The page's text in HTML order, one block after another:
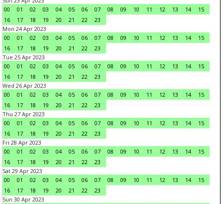
00
01 02 03 04 05 06 07 08 09 10 11 12 13 14
15
16
17 18 19 20 21 22
23
Mon 24 Apr 2023
00
01 02 03 04 05 06 07 08 09 10 11 12 13 14
15
16
17 18 19 20 21 22
23
Tue 25 Apr 2023
00
01 02 03 04 05 06 07 08 09 10 11 12 13 14
15
16
17 18 19 20 21 22
23
Wed 26 Apr 2023
00
01 02 03 04 05 06 07 08 09 10 11 12 13 14
15
16
17 18 19 20 21 22
23
Thu 27 Apr 2023
00
01 02 03 04 05 06 07 08 09 10 11 12 13 14
15
16
17 18 19 20 21 22
23
Fri 28 Apr 2023
00
01 02 03 04 05 06 07 08 09 10 11 12 13 14
15
16
17 18 19 20 21 22
23
Sat 29 Apr 2023
00
01 02 03 04 05 06 07 08 09 10 11 12 13 14
15
16
17 18 19 20 21 22
23
Sun 30 Apr 2023